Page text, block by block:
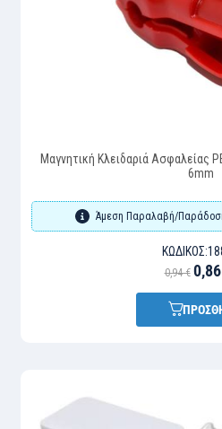
Μαγνητική Κλειδαριά Ασφαλείας
6mm
Άμεση Παραλαβή/
ΚΩΔΙΚΌΣ:
0,94 €